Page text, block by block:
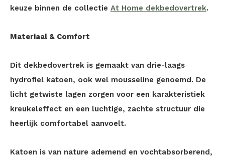
keuze binnen de collectie At Home dekbedovertrek.
Materiaal & Comfort
Dit dekbedovertrek is gemaakt van drie-laags
hydrofiel katoen, ook wel mousseline genoemd. De
licht getwiste lagen zorgen voor een karakteristiek
kreukeleffect en een luchtige, zachte structuur die
heerlijk comfortabel aanvoelt.
Katoen is van nature ademend en vochtabsorberend,